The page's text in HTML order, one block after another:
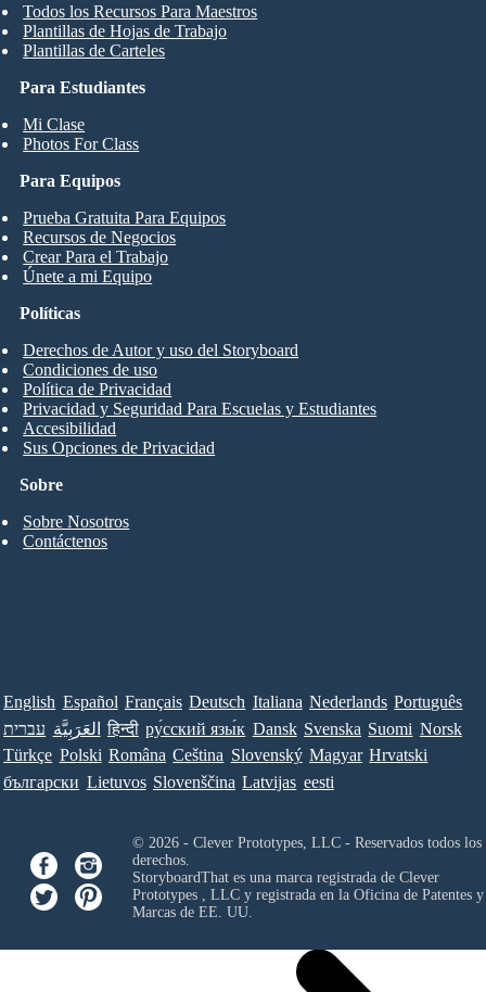
Para Estudiantes
Mi Clase
Photos For Class
Todos los Recursos Para Maestros
Plantillas de Hojas de Trabajo
Plantillas de Carteles
Para Equipos
Prueba Gratuita Para Equipos
Recursos de Negocios
Crear Para el Trabajo
Únete a mi Equipo
Sobre
Sobre Nosotros
Contáctenos
Políticas
Derechos de Autor y uso del Storyboard
Condiciones de uso
Política de Privacidad
Privacidad y Seguridad Para Escuelas y Estudiantes
Accesibilidad
Sus Opciones de Privacidad
English Español Français Deutsch Italiana Nederlands Português
עברית العَرَبِيَّة हिन्दी ру́сский язы́к Dansk Svenska Suomi Norsk
Türkçe Polski Româna Ceština Slovenský Magyar Hrvatski
български Lietuvos Slovenščina Latvijas eesti
© 2026 - Clever Prototypes, LLC - Reservados todos los
derechos.
StoryboardThat es una marca registrada de Clever
Prototypes , LLCy registrada en la Oficina de Patentes y
Marcas de EE. UU.